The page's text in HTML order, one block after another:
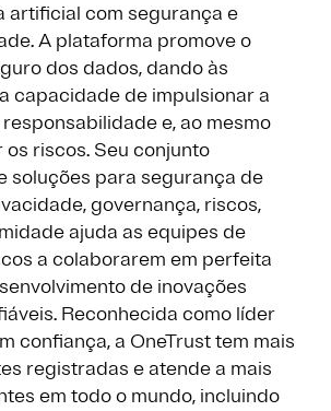
artificial com segurança e
A plataforma promove o
dos dados, dando às
capacidade de impulsionar a
e, ao mesmo
riscos. Seu conjunto
soluções para segurança de
governança, riscos,
ajuda as equipes de
a colaborarem em perfeita
de inovações
Reconhecida como líder
confiança, a OneTrust tem mais
registradas e atende a mais
em todo o mundo, incluindo